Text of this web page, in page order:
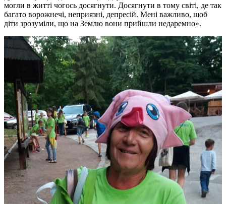
могли в житті чогось досягнути. Досягнути в тому світі, де так
багато ворожнечі, неприязні, депресій. Мені важливо, щоб
діти зрозуміли, що на Землю вони прийшли недаремно».